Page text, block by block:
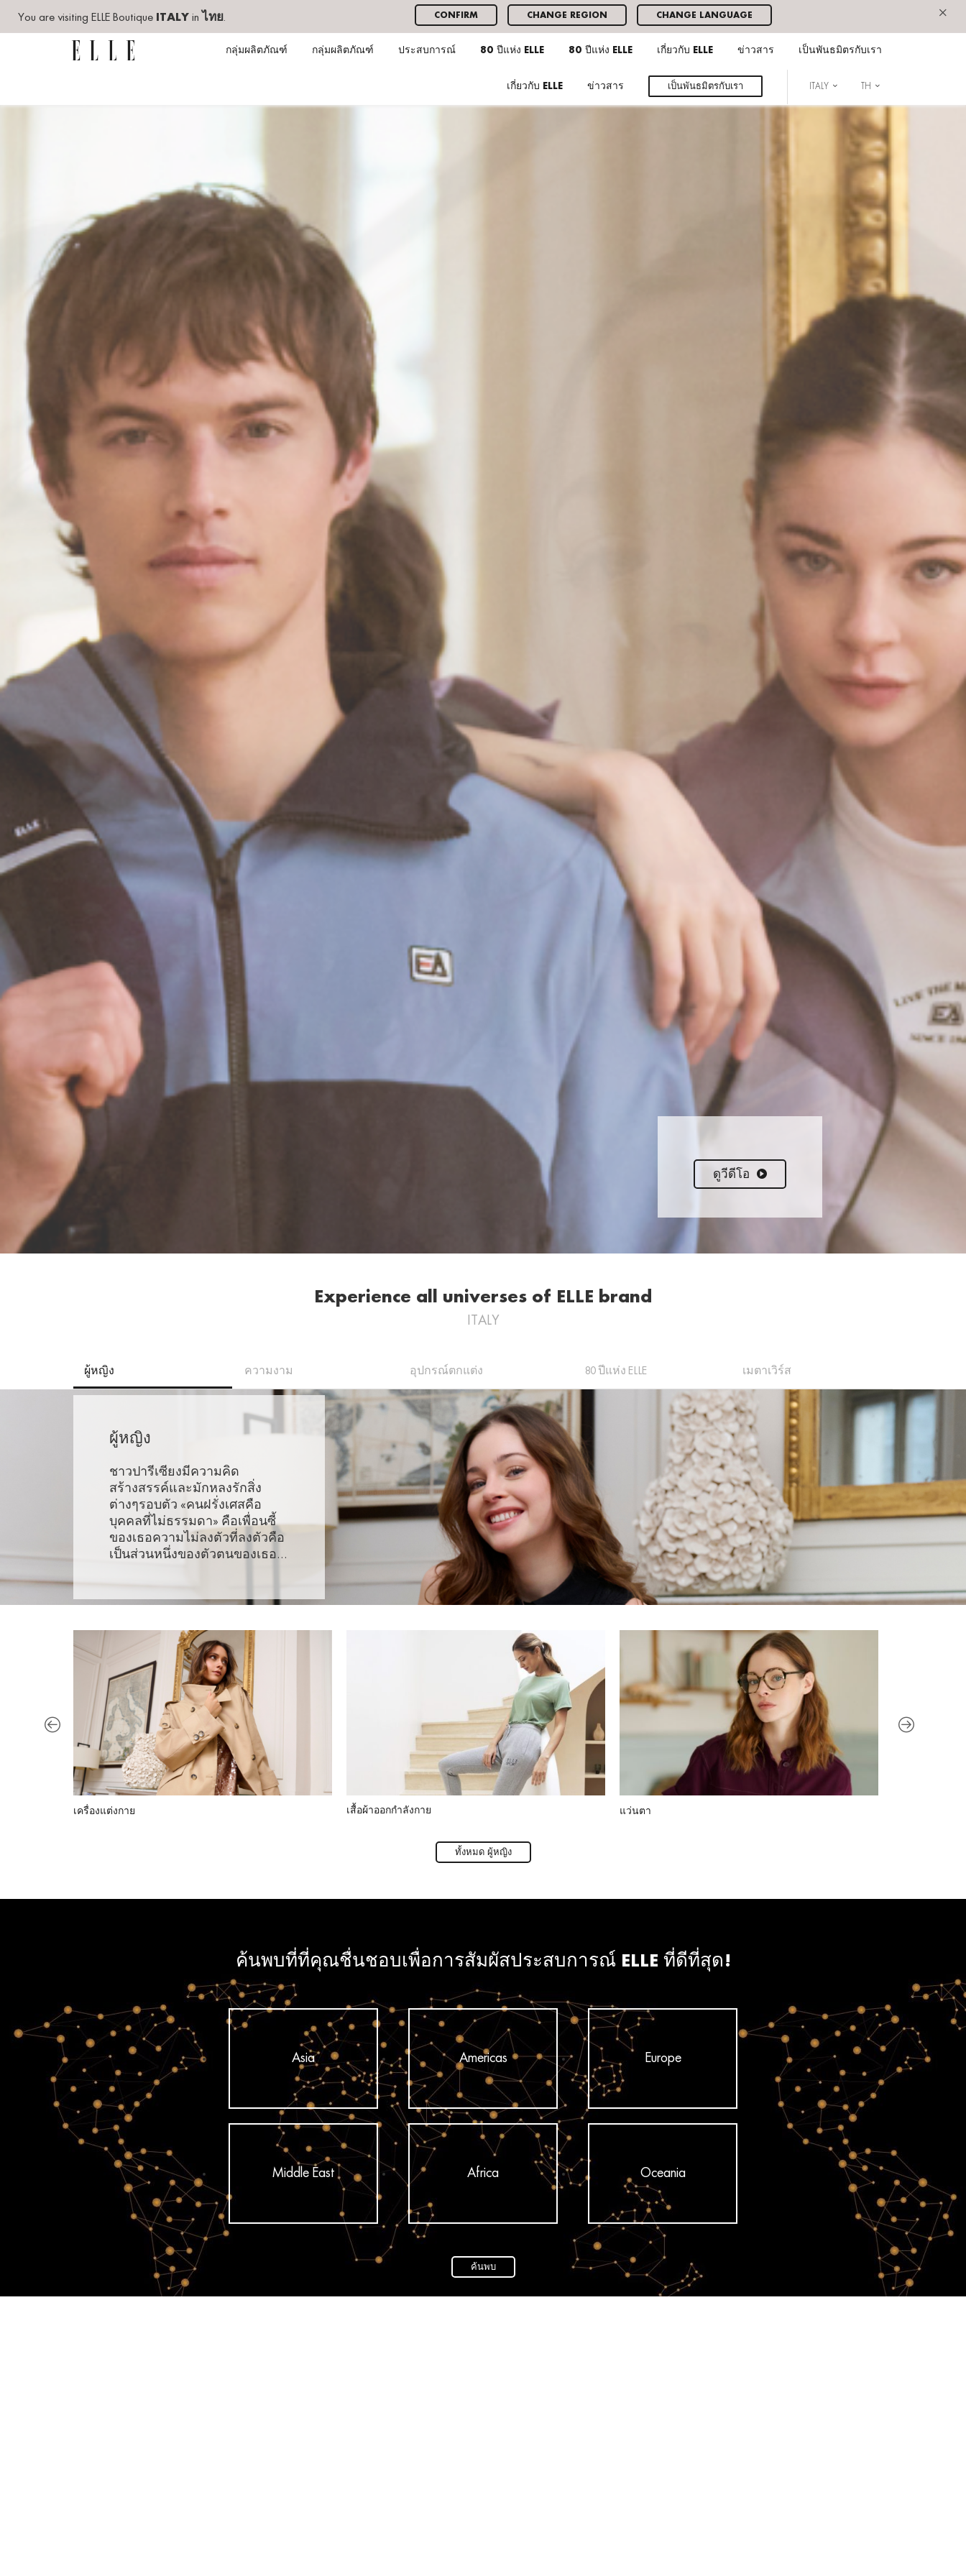
You are visiting ELLE Boutique ITALY in ไทย. CONFIRM CHANGE REGION CHANGE LANGUAGE ×
กลุ่มผลิตภัณฑ์ กลุ่มผลิตภัณฑ์ ประสบการณ์ 80 ปีแห่ง ELLE 80 ปีแห่ง ELLE เกี่ยวกับ ELLE ข่าวสาร เป็นพันธมิตรกับเรา
เกี่ยวกับ ELLE ข่าวสาร เป็นพันธมิตรกับเรา ITALY TH
ดูวีดีโอ
Experience all universes of ELLE brand
ITALY
ผู้หญิง ความงาม อุปกรณ์ตกแต่ง 80 ปีแห่ง ELLE เมตาเวิร์ส
ผู้หญิง
ชาวปารีเซียงมีความคิด
สร้างสรรค์และมักหลงรักสิ่ง
ต่างๆรอบตัว «คนฝรั่งเศสคือ
บุคคลที่ไม่ธรรมดา» คือเพื่อนซี้
ของเธอความไม่ลงตัวที่ลงตัวคือ
เป็นส่วนหนึ่งของตัวตนของเธอ…
เครื่องแต่งกาย เสื้อผ้าออกกำลังกาย แว่นตา
ทั้งหมด ผู้หญิง
ค้นพบที่ที่คุณชื่นชอบเพื่อการสัมผัสประสบการณ์ ELLE ที่ดีที่สุด!
Asia Americas Europe
Middle East Africa Oceania
ค้นพบ